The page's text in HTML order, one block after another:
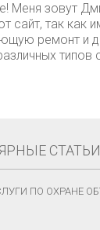
Меня зовут
сайт, так как
ремонт и
типов
СТАТЬИ
ПО ОХРАНЕ